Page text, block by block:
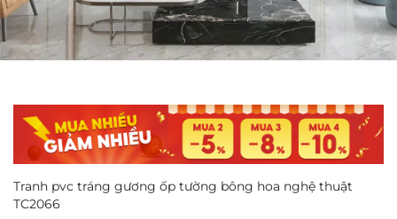
Tranh pvc tráng gương ốp tường bông hoa nghệ thuật
TC2066